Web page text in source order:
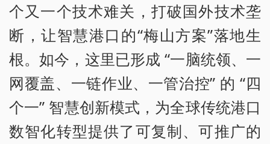
个又一个技术难关，打破国外技术垄
断，让智慧港口的“梅山方案”落地生
根。如今，这里已形成 “一脑统领、一
网覆盖、一链作业、一管治控” 的 “四
个一” 智慧创新模式，为全球传统港口
数智化转型提供了可复制、可推广的